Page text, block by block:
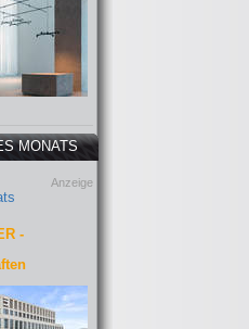
MONATS
Anzeige
-